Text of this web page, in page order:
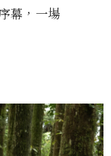
幕，一場